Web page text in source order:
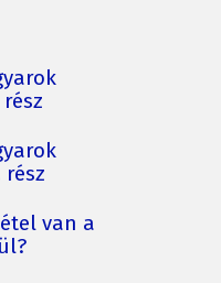
rész
van a